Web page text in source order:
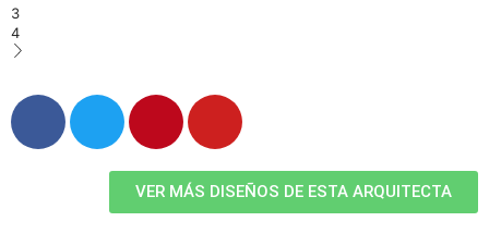
3
4
VER MÁS DISEÑOS DE ESTA ARQUITECTA